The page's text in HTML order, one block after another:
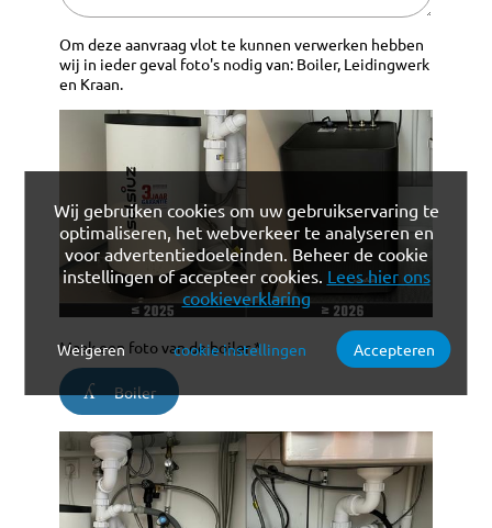
Om deze aanvraag vlot te kunnen verwerken hebben
wij in ieder geval foto's nodig van: Boiler, Leidingwerk
en Kraan.
Maak een foto van de boiler *
Boiler
Wij gebruiken cookies om uw gebruikservaring te
optimaliseren, het webverkeer te analyseren en
voor advertentiedoeleinden. Beheer de cookie
instellingen of accepteer cookies. Lees hier ons
cookieverklaring
Verplichte cookies Functionele cookies
Analytische cookies
Weigeren cookie instellingen Accepteren